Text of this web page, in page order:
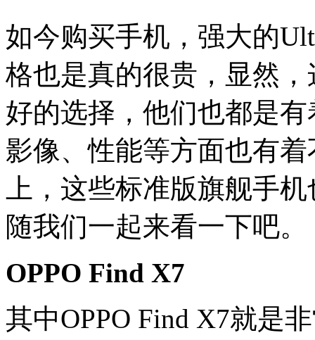
如今购买手机，强大的
格也是真的很贵，显然
好的选择，他们也都是
影像、性能等方面也有
上，这些标准版旗舰手
随我们一起来看一下吧。
OPPO Find X7
其中OPPO Find X7就是